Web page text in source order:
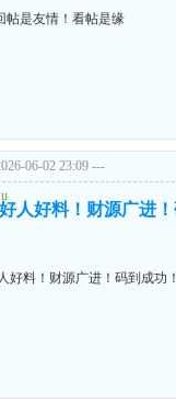
帖是友情！看帖是缘
06-02 23:09 ---
u
好料！财源广进！
料！财源广进！码到成功